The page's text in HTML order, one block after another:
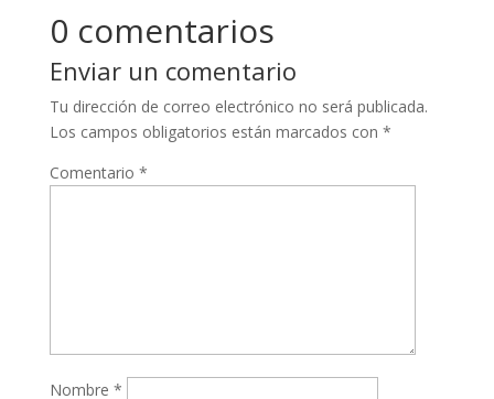
0 comentarios
Enviar un comentario
Tu dirección de correo electrónico no será publicada.
Los campos obligatorios están marcados con *
Comentario *
Nombre *